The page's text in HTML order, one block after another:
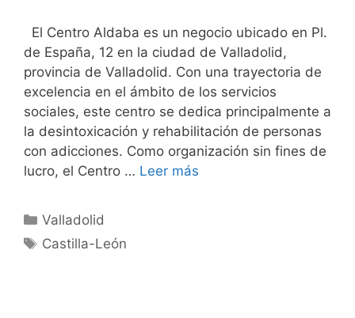
El Centro Aldaba es un negocio ubicado en Pl.
de España, 12 en la ciudad de Valladolid,
provincia de Valladolid. Con una trayectoria de
excelencia en el ámbito de los servicios
sociales, este centro se dedica principalmente a
la desintoxicación y rehabilitación de personas
con adicciones. Como organización sin fines de
lucro, el Centro … Leer más
Categorías
Valladolid
Etiquetas
Castilla-León